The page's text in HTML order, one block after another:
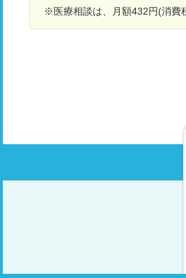
ですが、このまま通院だけ続け
のでしょうか？ なんとか、咳き
※医療相談は、月額432円(消費